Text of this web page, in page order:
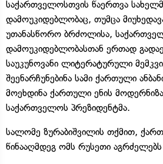
საქართველოსთვის წაერთვა
დამოუკიდებლობაც, თუმცა
უთანასწორო ბრძოლისა,
დამოუკიდებლობასთან ერთად
საუკუნოვანი ლიტერატურული
შეენარჩუნებინა სამი ქართული
მოეხდინა ქართული ენის
საქართველოს პრეზიდენტმა.
სალომე ზურაბიშვილის თქმით,
წინააღმდეგ ომს რუსეთი